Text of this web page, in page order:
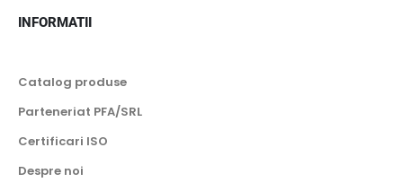
INFORMATII
Catalog produse
Parteneriat PFA/SRL
Certificari ISO
Despre noi